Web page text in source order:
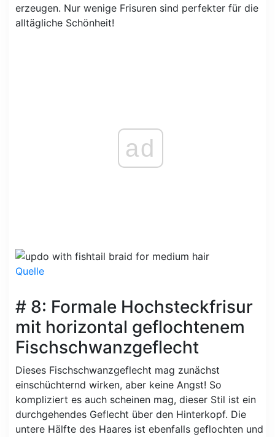
erzeugen. Nur wenige Frisuren sind perfekter für die
alltägliche Schönheit!
ad
Quelle
# 8: Formale Hochsteckfrisur
mit horizontal geflochtenem
Fischschwanzgeflecht
Dieses Fischschwanzgeflecht mag zunächst
einschüchternd wirken, aber keine Angst! So
kompliziert es auch scheinen mag, dieser Stil ist ein
durchgehendes Geflecht über den Hinterkopf. Die
untere Hälfte des Haares ist ebenfalls geflochten und